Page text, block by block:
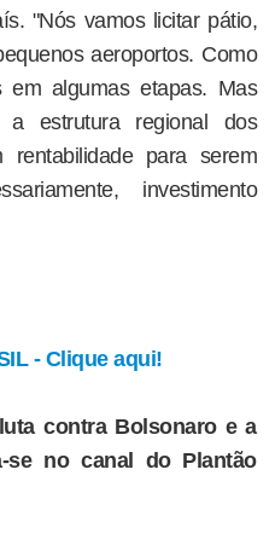
"Nós vamos licitar pátio,
aeroportos. Como
em algumas etapas. Mas
estrutura regional dos
para serem
investimento
- Clique aqui!
contra Bolsonaro e a
se no canal do Plantão